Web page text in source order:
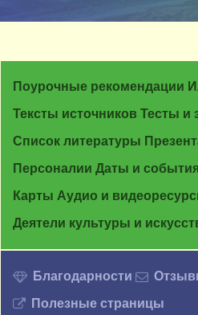
Поурочные рекомендации
Тексты источников Тесты и
Список литературы
Персоналии Даты и
Карты Аудио и
Деятели культуры и
Благодарности
Полезные страницы